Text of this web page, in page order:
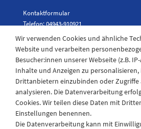
Kontaktformular
Telefon: 04943-910921
Laden Öffnungszeiten
Montag - Freitag
08:30 - 12:30 und 13.00 - 17.30 Uhr
Samstags
08:30 bis 12:30 Uhr
Wir verwenden Cookies und ähnliche
Website und verarbeiten
Besucher:innen unserer Webseite (z.B.
Inhalte und Anzeigen zu personalisieren,
Drittanbietern einzubinden oder Zugriffe
analysieren. Die Datenverarbeitung
Cookies. Wir teilen diese Daten mit
Einstellungen benennen.
Die Datenverarbeitung kann mit